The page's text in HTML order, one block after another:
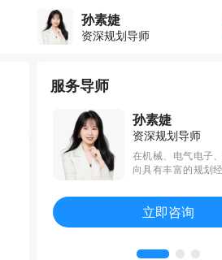
孙素婕
资深规划导师
服务导师
孙素婕
资深规划导师
在机械、电气电子
向具有丰富的规划
校内外科研项目，所
子杯”中国智能制
气电子工程创新大
世等名企实习offer。
立即咨询